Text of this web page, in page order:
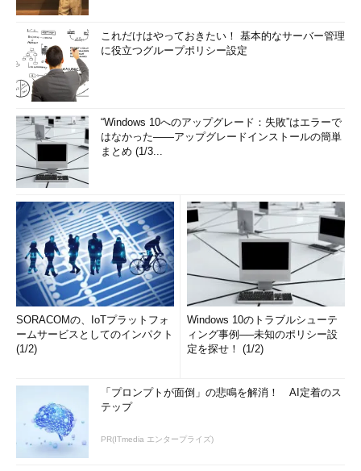
これだけはやっておきたい！ 基本的なサーバー管理
に役立つグループポリシー設定
“Windows 10へのアップグレード：失敗”はエラーで
はなかった――アップグレードインストールの簡単
まとめ (1/3...
SORACOMの、IoTプラットフォ
ームサービスとしてのインパクト
(1/2)
Windows 10のトラブルシューテ
ィング事例──未知のポリシー設
定を探せ！ (1/2)
「プロンプトが面倒」の悲鳴を解消！ AI定着のス
テップ
PR(ITmedia エンタープライズ)